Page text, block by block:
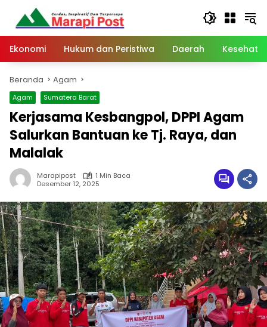
Langsung
konten
Ekonomi
Hukum dan Peristiwa Daerah
Beranda Agam
Agam Sumatera Barat
Kerjasama Kesbangpol, DPPI Agam
Salurkan Bantuan ke Tj. Raya, dan
Malalak
Marapipost
1 Min Baca
Desember 12, 2025